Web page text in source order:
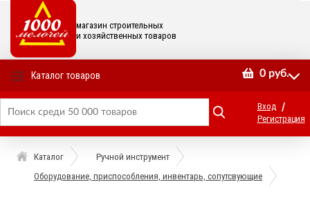
магазин строительных
и хозяйственных товаров
Каталог товаров 0 руб.
Вход /
Регистрация
Каталог
Ручной инструмент
Оборудование, приспособления, инвентарь, сопутсвующие